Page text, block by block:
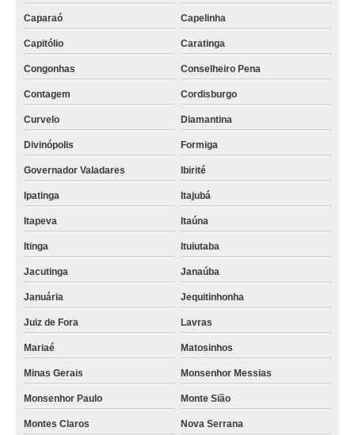
Caparaó Capelinha
Capitólio Caratinga
Congonhas Conselheiro Pena
Contagem Cordisburgo
Curvelo Diamantina
Divinópolis Formiga
Governador Valadares Ibirité
Ipatinga Itajubá
Itapeva Itaúna
Itinga Ituiutaba
Jacutinga Janaúba
Januária Jequitinhonha
Juiz de Fora Lavras
Mariaé Matosinhos
Minas Gerais Monsenhor Messias
Monsenhor Paulo Monte Sião
Montes Claros Nova Serrana